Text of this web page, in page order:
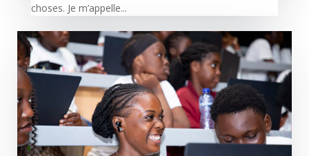
choses. Je m’appelle...